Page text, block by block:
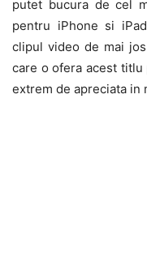
putet bucura de cel
pentru iPhone si
clipul video de mai
care o ofera acest
extrem de apreciata in